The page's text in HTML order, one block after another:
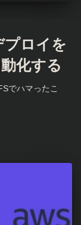
プロイを
化する
でハマったこ